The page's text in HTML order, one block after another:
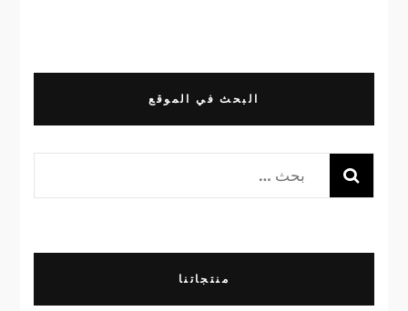
البحث في الموقع
البحث
عن:
منتجاتنا